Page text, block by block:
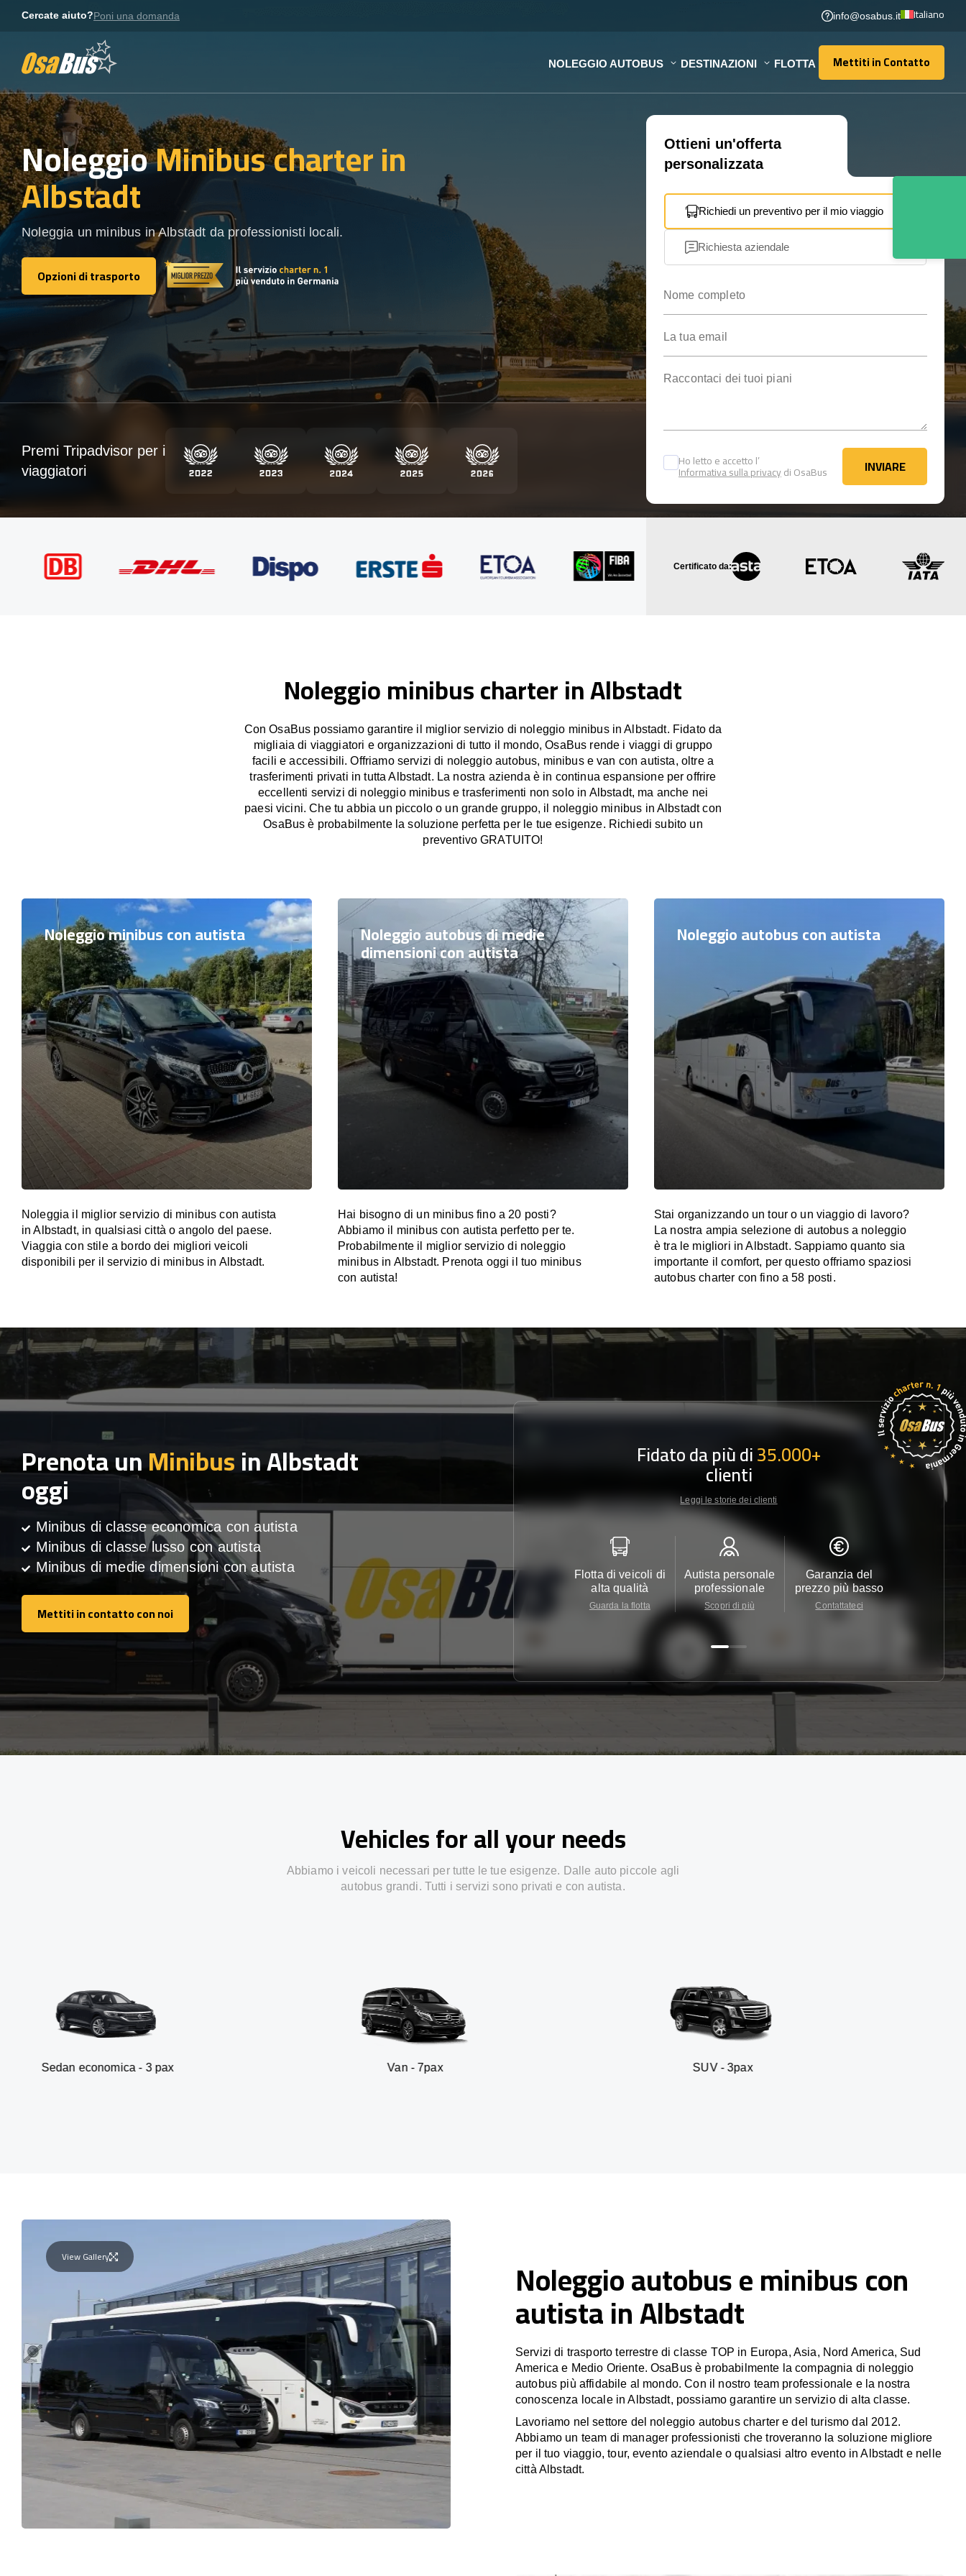
Cercate aiuto?Poni una domanda info@osabus.it Italiano
NOLEGGIO AUTOBUS DESTINAZIONI FLOTTA Mettiti in Contatto
Mettiti in Contatto
NoleggioMinibus charterin
Albstadt
Noleggia un minibus in Albstadt da professionisti locali.
Opzioni di trasporto
Opzioni di trasporto
Ottieni un'offerta
personalizzata
Richiedi un preventivo per il mio viaggio
Richiesta aziendale
Ho letto e accetto l’
Informativa sulla privacydi OsaBus INVIARE
INVIARE
Premi Tripadvisor per i
viaggiatori
Certificato da:
Noleggio minibus charter in Albstadt
Con OsaBus possiamo garantire il miglior servizio di noleggio minibus in Albstadt. Fidato da
migliaia di viaggiatori e organizzazioni di tutto il mondo, OsaBus rende i viaggi di gruppo
facili e accessibili. Offriamo servizi di noleggio autobus, minibus e van con autista, oltre a
trasferimenti privati in tutta Albstadt. La nostra azienda è in continua espansione per offrire
eccellenti servizi di noleggio minibus e trasferimenti non solo in Albstadt, ma anche nei
paesi vicini. Che tu abbia un piccolo o un grande gruppo, il noleggio minibus in Albstadt con
OsaBus è probabilmente la soluzione perfetta per le tue esigenze. Richiedi subito un
preventivo GRATUITO!
Noleggio minibus con autista
Noleggia il miglior servizio di minibus con autista
in Albstadt, in qualsiasi città o angolo del paese.
Viaggia con stile a bordo dei migliori veicoli
disponibili per il servizio di minibus in Albstadt.
Noleggio autobus di medie
dimensioni con autista
Hai bisogno di un minibus fino a 20 posti?
Abbiamo il minibus con autista perfetto per te.
Probabilmente il miglior servizio di noleggio
minibus in Albstadt. Prenota oggi il tuo minibus
con autista!
Noleggio autobus con autista
Stai organizzando un tour o un viaggio di lavoro?
La nostra ampia selezione di autobus a noleggio
è tra le migliori in Albstadt. Sappiamo quanto sia
importante il comfort, per questo offriamo spaziosi
autobus charter con fino a 58 posti.
Prenota unMinibusin Albstadt
oggi
Minibus di classe economica con autista
Minibus di classe lusso con autista
Minibus di medie dimensioni con autista
Mettiti in contatto con noi
Mettiti in contatto con noi
Fidato da più di35.000+
clienti
Leggi le storie dei clienti
Flotta di veicoli di
alta qualità
Guarda la flotta
Autista personale
professionale
Scopri di più
Garanzia del
prezzo più basso
Contattateci
Vehicles for all your needs
Abbiamo i veicoli necessari per tutte le tue esigenze. Dalle auto piccole agli
autobus grandi. Tutti i servizi sono privati e con autista.
- 3 pax
View Gallery Noleggio autobus e minibus con
autista in Albstadt
Servizi di trasporto terrestre di classe TOP in Europa, Asia, Nord America, Sud
America e Medio Oriente. OsaBus è probabilmente la compagnia di noleggio
autobus più affidabile al mondo. Con il nostro team professionale e la nostra
conoscenza locale in Albstadt, possiamo garantire un servizio di alta classe.
Lavoriamo nel settore del noleggio autobus charter e del turismo dal 2012.
Abbiamo un team di manager professionisti che troveranno la soluzione migliore
per il tuo viaggio, tour, evento aziendale o qualsiasi altro evento in Albstadt e nelle
città Albstadt.